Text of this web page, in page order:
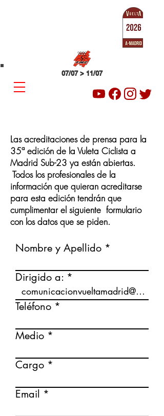
07/07 > 11/07
Las acreditaciones de prensa para la
35ª edición de la Vuleta Ciclista a
Madrid Sub-23 ya están abiertas.
Todos los profesionales de la
información que quieran acreditarse
para esta edición tendrán que
cumplimentar el siguiente formulario
con los datos que se piden.
Nombre y Apellido
Dirigido a:
Teléfono
Medio
Cargo
Email